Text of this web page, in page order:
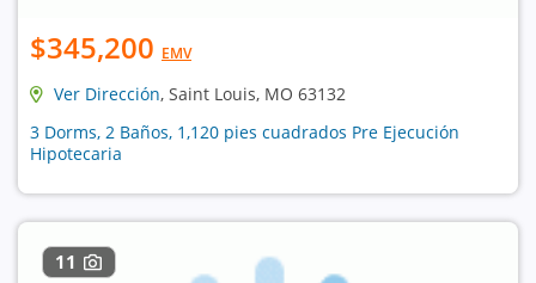
$345,200 EMV
Ver Dirección, Saint Louis, MO 63132
3 Dorms, 2 Baños, 1,120 pies cuadrados Pre Ejecución
Hipotecaria
11